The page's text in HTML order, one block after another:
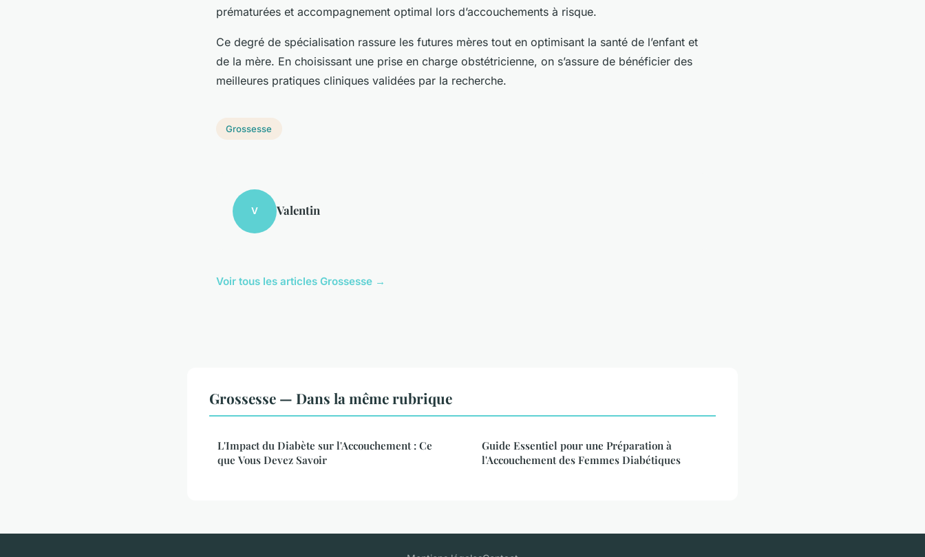
prématurées et accompagnement optimal lors d’accouchements à risque.
Ce degré de spécialisation rassure les futures mères tout en optimisant la santé de l’enfant et
de la mère. En choisissant une prise en charge obstétricienne, on s’assure de bénéficier des
meilleures pratiques cliniques validées par la recherche.
Grossesse
V Valentin
Voir tous les articles Grossesse →
Grossesse — Dans la même rubrique
L'Impact du Diabète sur l'Accouchement : Ce
que Vous Devez Savoir
Guide Essentiel pour une Préparation à
l'Accouchement des Femmes Diabétiques